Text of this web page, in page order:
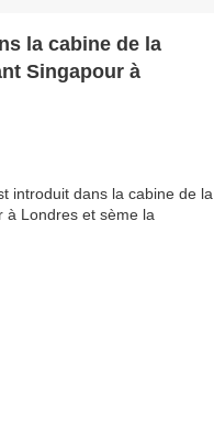
la cabine de la
Singapour à